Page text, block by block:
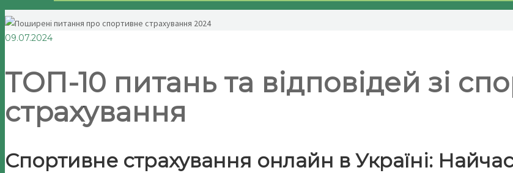
09.07.2024
ТОП-10 питань та відповідей зі
страхування
Спортивне страхування онлайн в Україні: